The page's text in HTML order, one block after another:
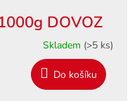
DOVOZ
Skladem (>5 ks)
Do košíku